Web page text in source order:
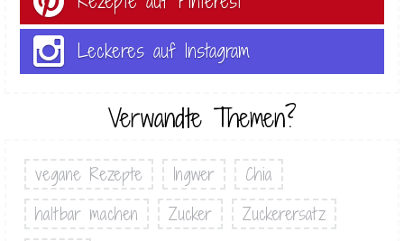
Leckeres auf Instagram
Verwandte Themen?
vegane Rezepte Ingwer
Chia
haltbar machen
Zucker
Zuckerersatz